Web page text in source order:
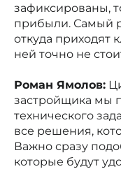
зафиксированы,
прибыли. Самый
откуда приходят
ней точно не
Роман Ямолов:
застройщика мы
технического
все решения,
Важно сразу
которые будут